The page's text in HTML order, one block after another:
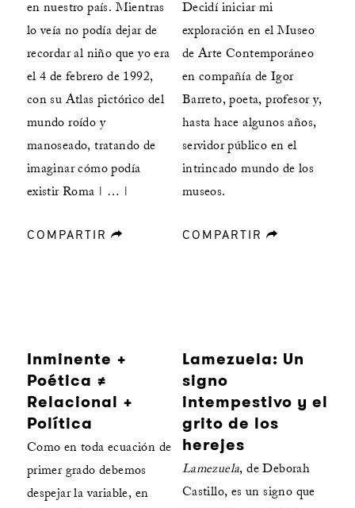
en nuestro país. Mientras
lo veía no podía dejar de
recordar al niño que yo era
el 4 de febrero de 1992,
con su Atlas pictórico del
mundo roído y
manoseado, tratando de
imaginar cómo podía
existir Roma | … |
COMPARTIR forward
Decidí iniciar mi
exploración en el Museo
de Arte Contemporáneo
en compañía de Igor
Barreto, poeta, profesor y,
hasta hace algunos años,
servidor público en el
intrincado mundo de los
museos.
COMPARTIR forward
Inminente +
Poética ≠
Relacional +
Política
Como en toda ecuación de
primer grado debemos
despejar la variable, en
Lamezuela: Un
signo
intempestivo y el
grito de los
herejes
Lamezuela, de Deborah
Castillo, es un signo que